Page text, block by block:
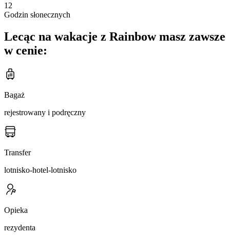
12
Godzin słonecznych
Lecąc na wakacje z Rainbow masz zawsze
w cenie:
Bagaż
rejestrowany i podręczny
Transfer
lotnisko-hotel-lotnisko
Opieka
rezydenta